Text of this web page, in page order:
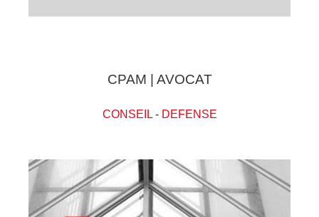
CPAM | AVOCAT
CONSEIL- DEFENSE